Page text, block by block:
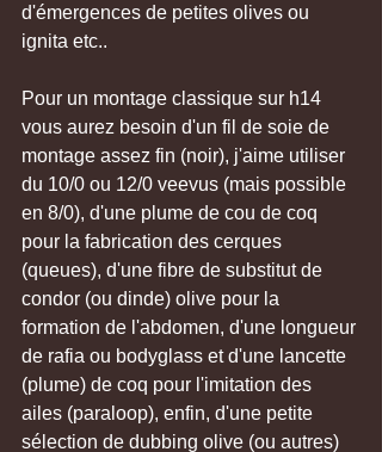
d'émergences de petites olives ou
ignita etc..
Pour un montage classique sur h14
vous aurez besoin d'un fil de soie de
montage assez fin (noir), j'aime utiliser
du 10/0 ou 12/0 veevus (mais possible
en 8/0), d'une plume de cou de coq
pour la fabrication des cerques
(queues), d'une fibre de substitut de
condor (ou dinde) olive pour la
formation de l'abdomen, d'une longueur
de rafia ou bodyglass et d'une lancette
(plume) de coq pour l'imitation des
ailes (paraloop), enfin, d'une petite
sélection de dubbing olive (ou autres)